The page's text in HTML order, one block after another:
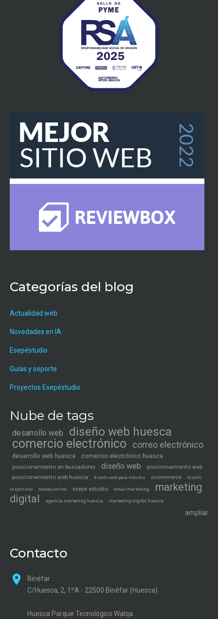
Categorías del blog
Actualidad web
Novedades en IA
Esepéstudio
Guías y soporte
Proyectos Esepéstudio
Nube de tags
desarrollo web
diseño web huesca
comercio electrónico
correo electrónico
desarrollo web huesca comercio electrónico huesca
posicionamiento en buscadores diseño web
posicionamiento web
posicionamiento web huesca
diseño web para móviles ecommerce diseño
responsivo tienda online esepe estudio email marketing
marketing
digital
agencia marketing huesca marketing digital huesca
ampliar
Contacto
Binéfar
C/Huesca, 2, 1ºA - 22500 Binéfar (Huesca)
Huesca Parque Tecnológico Walqa